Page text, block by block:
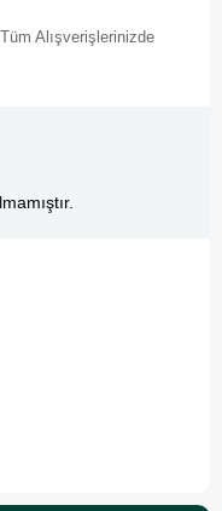
Alışverişlerinizde